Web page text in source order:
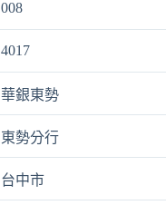
008
4017
華銀東勢
東勢分行
台中市